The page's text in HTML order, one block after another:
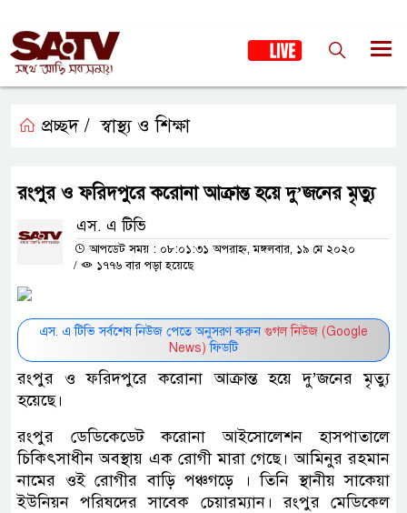
প্রচ্ছদ / স্বাস্থ্য ও শিক্ষা
রংপুর ও ফরিদপুরে করোনা আক্রান্ত হয়ে দু’জনের মৃত্যু
এস. এ টিভি
আপডেট সময় : ০৮:০১:৩১ অপরাহ্ন, মঙ্গলবার, ১৯ মে ২০২০
/
১৭৭৬ বার পড়া হয়েছে
এস. এ টিভি সর্বশেষ নিউজ পেতে অনুসরণ করুন গুগল নিউজ (Google
News) ফিডটি
রংপুর ও ফরিদপুরে করোনা আক্রান্ত হয়ে দু’জনের মৃত্যু
হয়েছে।
রংপুর ডেডিকেডেট করোনা আইসোলেশন হাসপাতালে
চিকিৎসাধীন অবস্থায় এক রোগী মারা গেছে। আমিনুর রহমান
নামের ওই রোগীর বাড়ি পঞ্চগড়ে । তিনি স্থানীয় সাকেয়া
ইউনিয়ন পরিষদের সাবেক চেয়ারম্যান। রংপুর মেডিকেল